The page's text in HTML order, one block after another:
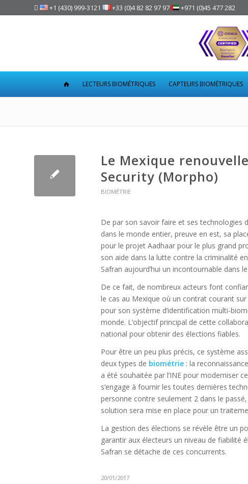
 +1 (430) 999-3121 +33 (0)4 82 82 97 97 +971 (0)45 477 282
LECTEURS BIOMÉTRIQUES CAPTEURS BIOMÉTRIQUES
Le Mexique
Security (Morpho)
BIOMÉTRIE
De par son savoir faire et ses technologies
dans le monde entier, preuve en est, sa
pour le projet Aadhaar pour le plus grand
son aide dans la lutte contre la criminalité
Safran aujourd’hui un incontournable dans
De ce fait, de nombreux acteurs font
le cas au Mexique où un contrat courant
pour son système d’identification multi-
monde. L’objectif principal de cette
national pour obtenir des élections fiables.
Pour être un peu plus précis, ce système
deux types de biométrie : la
a été souhaitée par l’INE pour moderniser
s’engage à fournir les toutes dernières
personne contre seulement 2 dans le
solution sera mise en place pour un
La gestion des élections se révèle être un
garantir aux électeurs un niveau de fiabilité
Safran se détache de ces concurrents.
20/01/2017